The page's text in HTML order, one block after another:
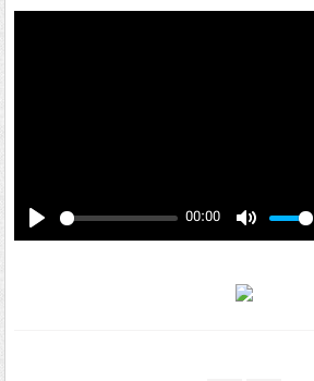
Play
00:00
Mute